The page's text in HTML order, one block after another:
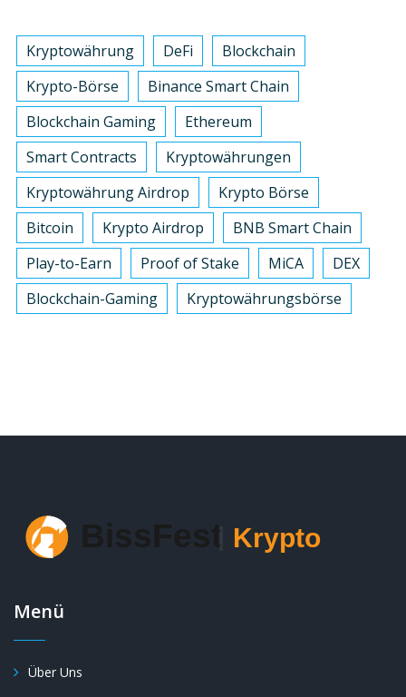
Kryptowährung DeFi
Blockchain
Krypto-Börse
Binance Smart Chain
Blockchain Gaming
Ethereum
Smart Contracts
Kryptowährungen
Kryptowährung Airdrop
Krypto Börse
Bitcoin
Krypto Airdrop
BNB Smart Chain
Play-to-Earn
Proof of Stake MiCA
DEX
Blockchain-Gaming
Kryptowährungsbörse
Menü
Über Uns